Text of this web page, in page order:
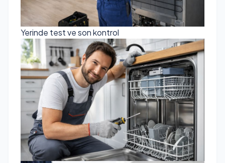
Yerinde test ve son kontrol